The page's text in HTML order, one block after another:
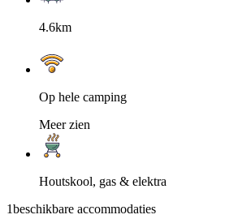
4.6km
Op hele camping
Meer zien
Houtskool, gas & elektra
1beschikbare accommodaties